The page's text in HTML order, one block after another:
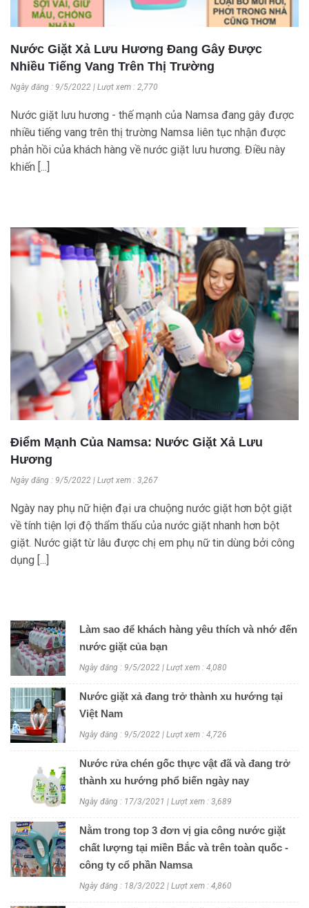
Nước Giặt Xả Lưu Hương Đang Gây Được
Nhiều Tiếng Vang Trên Thị Trường
Ngày đăng : 9/5/2022 | Lượt xem : 2,770
Nước giặt lưu hương - thế mạnh của Namsa đang gây được
nhiều tiếng vang trên thị trường Namsa liên tục nhận được
phản hồi của khách hàng về nước giặt lưu hương. Điều này
khiến [...]
Điểm Mạnh Của Namsa: Nước Giặt Xả Lưu
Hương
Ngày đăng : 9/5/2022 | Lượt xem : 3,267
Ngày nay phụ nữ hiện đại ưa chuộng nước giặt hơn bột giặt
về tính tiện lợi độ thẩm thấu của nước giặt nhanh hơn bột
giặt. Nước giặt từ lâu được chị em phụ nữ tin dùng bởi công
dụng [...]
Làm sao để khách hàng yêu thích và nhớ đến
nước giặt của bạn
Ngày đăng : 9/5/2022 | Lượt xem : 4,080
Nước giặt xả đang trở thành xu hướng tại
Việt Nam
Ngày đăng : 9/5/2022 | Lượt xem : 4,726
Nước rửa chén gốc thực vật đã và đang trở
thành xu hướng phổ biến ngày nay
Ngày đăng : 17/3/2021 | Lượt xem : 3,689
Nằm trong top 3 đơn vị gia công nước giặt
chất lượng tại miền Bắc và trên toàn quốc -
công ty cổ phần Namsa
Ngày đăng : 18/3/2022 | Lượt xem : 4,860